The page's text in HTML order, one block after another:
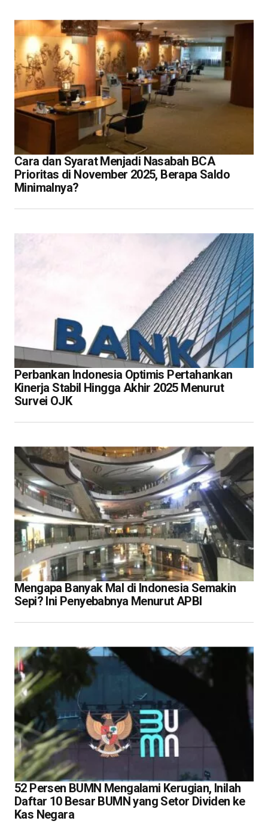
Cara dan Syarat Menjadi Nasabah BCA
Prioritas di November 2025, Berapa Saldo
Minimalnya?
Perbankan Indonesia Optimis Pertahankan
Kinerja Stabil Hingga Akhir 2025 Menurut
Survei OJK
Mengapa Banyak Mal di Indonesia Semakin
Sepi? Ini Penyebabnya Menurut APBI
52 Persen BUMN Mengalami Kerugian, Inilah
Daftar 10 Besar BUMN yang Setor Dividen ke
Kas Negara